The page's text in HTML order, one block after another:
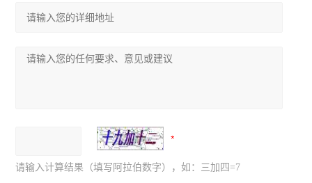
请输入计算结果（填写阿拉伯数字），如：三加四=7